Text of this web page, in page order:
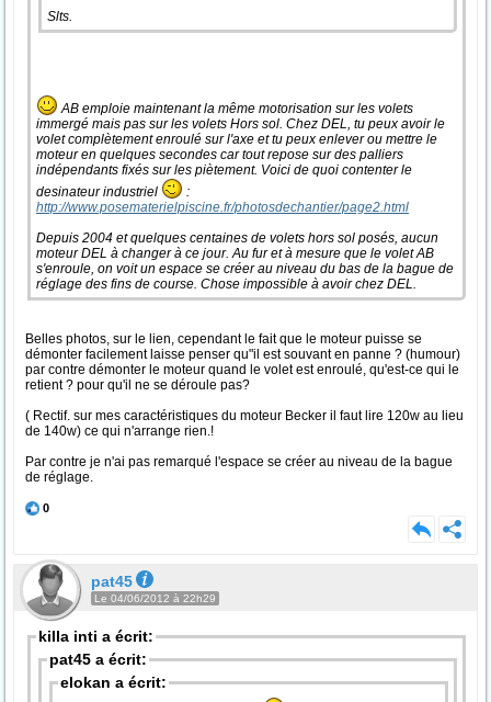
Slts.
AB emploie maintenant la même motorisation sur les volets
immergé mais pas sur les volets Hors sol. Chez DEL, tu peux avoir le
volet complètement enroulé sur l'axe et tu peux enlever ou mettre le
moteur en quelques secondes car tout repose sur des palliers
indépendants fixés sur les piètement. Voici de quoi contenter le
desinateur industriel
:
http://www.posematerielpiscine.fr/photosdechantier/page2.html
Depuis 2004 et quelques centaines de volets hors sol posés, aucun
moteur DEL à changer à ce jour. Au fur et à mesure que le volet AB
s'enroule, on voit un espace se créer au niveau du bas de la bague de
réglage des fins de course. Chose impossible à avoir chez DEL.
Belles photos, sur le lien, cependant le fait que le moteur puisse se
démonter facilement laisse penser qu"il est souvant en panne ? (humour)
par contre démonter le moteur quand le volet est enroulé, qu'est-ce qui le
retient ? pour qu'il ne se déroule pas?
( Rectif. sur mes caractéristiques du moteur Becker il faut lire 120w au lieu
de 140w) ce qui n'arrange rien.!
Par contre je n'ai pas remarqué l'espace se créer au niveau de la bague
de réglage.
0
pat45
Le 04/06/2012 à 22h29
killa inti a écrit:
pat45 a écrit:
elokan a écrit: